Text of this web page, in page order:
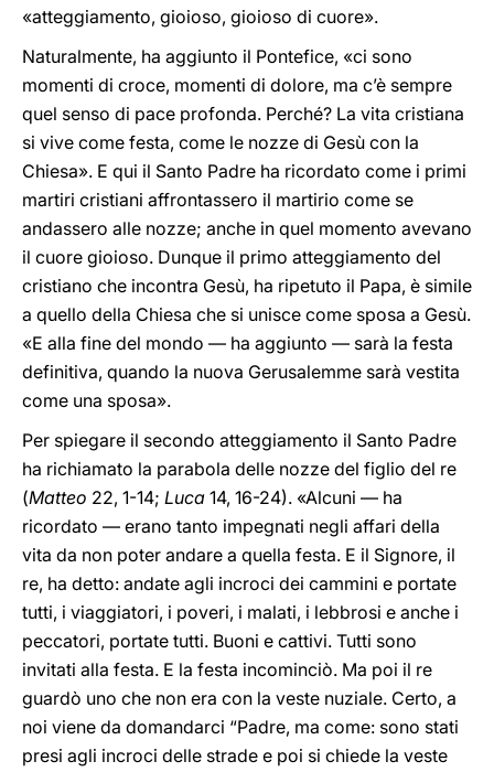
«atteggiamento, gioioso, gioioso di cuore».
Naturalmente, ha aggiunto il Pontefice, «ci sono
momenti di croce, momenti di dolore, ma c’è sempre
quel senso di pace profonda. Perché? La vita cristiana
si vive come festa, come le nozze di Gesù con la
Chiesa». E qui il Santo Padre ha ricordato come i primi
martiri cristiani affrontassero il martirio come se
andassero alle nozze; anche in quel momento avevano
il cuore gioioso. Dunque il primo atteggiamento del
cristiano che incontra Gesù, ha ripetuto il Papa, è simile
a quello della Chiesa che si unisce come sposa a Gesù.
«E alla fine del mondo — ha aggiunto — sarà la festa
definitiva, quando la nuova Gerusalemme sarà vestita
come una sposa».
Per spiegare il secondo atteggiamento il Santo Padre
ha richiamato la parabola delle nozze del figlio del re
(Matteo 22, 1-14; Luca 14, 16-24). «Alcuni — ha
ricordato — erano tanto impegnati negli affari della
vita da non poter andare a quella festa. E il Signore, il
re, ha detto: andate agli incroci dei cammini e portate
tutti, i viaggiatori, i poveri, i malati, i lebbrosi e anche i
peccatori, portate tutti. Buoni e cattivi. Tutti sono
invitati alla festa. E la festa incominciò. Ma poi il re
guardò uno che non era con la veste nuziale. Certo, a
noi viene da domandarci “Padre, ma come: sono stati
presi agli incroci delle strade e poi si chiede la veste